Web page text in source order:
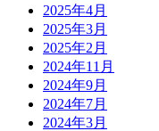
2025年4月
2025年3月
2025年2月
2024年11月
2024年9月
2024年7月
2024年3月